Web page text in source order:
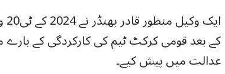
کے بعد قومی کرکٹ ٹیم کی کارکردگی کے بارے
عدالت میں پیش کیے۔